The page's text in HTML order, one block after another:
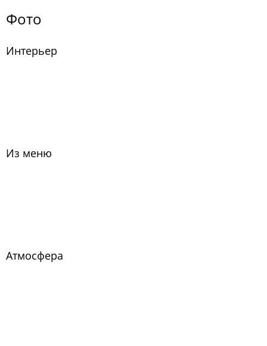
Фото
Интерьер
Из меню
Атмосфера